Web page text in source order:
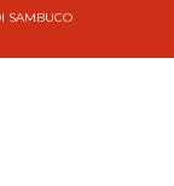
SAMBUCO